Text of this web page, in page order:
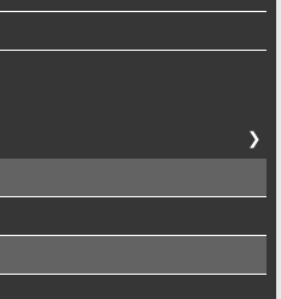
❯